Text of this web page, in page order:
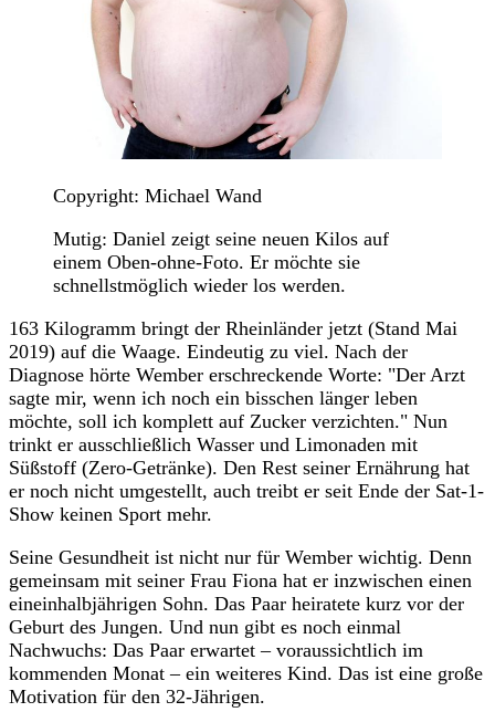
Copyright: Michael Wand
Mutig: Daniel zeigt seine neuen Kilos auf
einem Oben-ohne-Foto. Er möchte sie
schnellstmöglich wieder los werden.
163 Kilogramm bringt der Rheinländer jetzt (Stand Mai
2019) auf die Waage. Eindeutig zu viel. Nach der
Diagnose hörte Wember erschreckende Worte: "Der Arzt
sagte mir, wenn ich noch ein bisschen länger leben
möchte, soll ich komplett auf Zucker verzichten." Nun
trinkt er ausschließlich Wasser und Limonaden mit
Süßstoff (Zero-Getränke). Den Rest seiner Ernährung hat
er noch nicht umgestellt, auch treibt er seit Ende der Sat-1-
Show keinen Sport mehr.
Seine Gesundheit ist nicht nur für Wember wichtig. Denn
gemeinsam mit seiner Frau Fiona hat er inzwischen einen
eineinhalbjährigen Sohn. Das Paar heiratete kurz vor der
Geburt des Jungen. Und nun gibt es noch einmal
Nachwuchs: Das Paar erwartet – voraussichtlich im
kommenden Monat – ein weiteres Kind. Das ist eine große
Motivation für den 32-Jährigen.